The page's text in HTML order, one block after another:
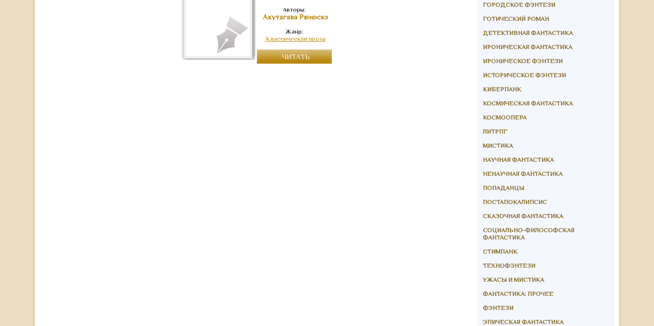
Авторы:
Акутагава Рюноскэ
Жанр:
Классическая проза
ЧИТАТЬ
ГОРОДСКОЕ ФЭНТЕЗИ
ГОТИЧЕСКИЙ РОМАН
ДЕТЕКТИВНАЯ ФАНТАСТИКА
ИРОНИЧЕСКАЯ ФАНТАСТИКА
ИРОНИЧЕСКОЕ ФЭНТЕЗИ
ИСТОРИЧЕСКОЕ ФЭНТЕЗИ
КИБЕРПАНК
КОСМИЧЕСКАЯ ФАНТАСТИКА
КОСМООПЕРА
ЛИТРПГ
МИСТИКА
НАУЧНАЯ ФАНТАСТИКА
НЕНАУЧНАЯ ФАНТАСТИКА
ПОПАДАНЦЫ
ПОСТАПОКАЛИПСИС
СКАЗОЧНАЯ ФАНТАСТИКА
СОЦИАЛЬНО-ФИЛОСОФСКАЯ
ФАНТАСТИКА
СТИМПАНК
ТЕХНОФЭНТЕЗИ
УЖАСЫ И МИСТИКА
ФАНТАСТИКА: ПРОЧЕЕ
ФЭНТЕЗИ
ЭПИЧЕСКАЯ ФАНТАСТИКА